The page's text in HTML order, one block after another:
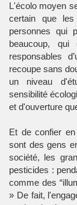
L'écolo moyen
certain que
personnes qui
beaucoup, qui
responsables
recoupe sans
un niveau
sensibilité
et d'ouverture
Et de confier
sont des gens
société, les
pesticides :
comme des
» De fait,